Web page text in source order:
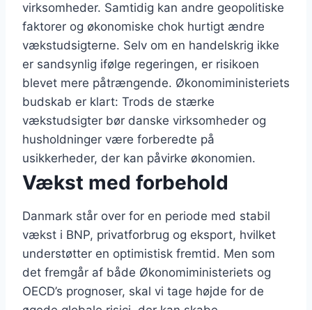
virksomheder. Samtidig kan andre geopolitiske
faktorer og økonomiske chok hurtigt ændre
vækstudsigterne. Selv om en handelskrig ikke
er sandsynlig ifølge regeringen, er risikoen
blevet mere påtrængende. Økonomiministeriets
budskab er klart: Trods de stærke
vækstudsigter bør danske virksomheder og
husholdninger være forberedte på
usikkerheder, der kan påvirke økonomien.
Vækst med forbehold
Danmark står over for en periode med stabil
vækst i BNP, privatforbrug og eksport, hvilket
understøtter en optimistisk fremtid. Men som
det fremgår af både Økonomiministeriets og
OECD’s prognoser, skal vi tage højde for de